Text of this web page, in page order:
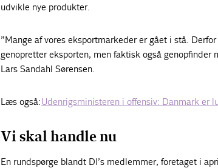
udvikle nye produkter.
”Mange af vores eksportmarkeder er gået i stå.
genopretter eksporten, men faktisk også genopfinder
Lars Sandahl Sørensen.
Læs også:Udenrigsministeren i offensiv: Danmark er
Vi skal handle nu
En rundspørge blandt DI’s medlemmer, foretaget i